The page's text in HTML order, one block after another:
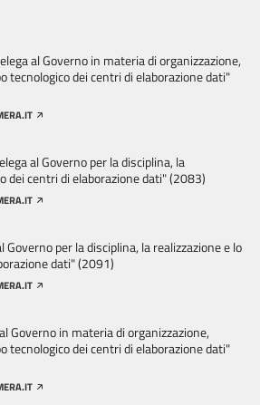
al Governo in materia di organizzazione,
tecnologico dei centri di elaborazione dati"
al Governo per la disciplina, la
dei centri di elaborazione dati" (2083)
Governo per la disciplina, la realizzazione e lo
dati" (2091)
Governo in materia di organizzazione,
tecnologico dei centri di elaborazione dati"